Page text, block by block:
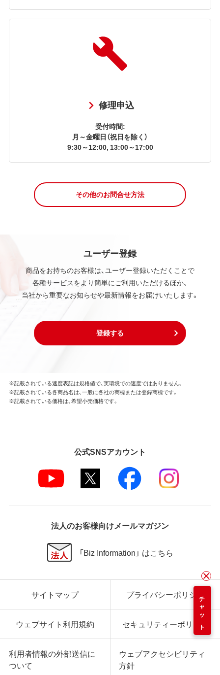
修理申込
受付時間:
月～金曜日（祝日を除く）
9:30～12:00, 13:00～17:00
その他のお問合せ方法
ユーザー登録
商品をお持ちのお客様は、ユーザー登録いただくことで
各種サービスをより簡単にご利用いただけるほか、
当社から重要なお知らせや最新情報をお届けいたします。
登録する
チャット
※記載されている速度表記は規格値で、実環境での速度ではありません。
※記載されている各商品名は、一般に各社の商標または登録商標です。
※記載されている価格は、希望小売価格です。
公式SNSアカウント
法人のお客様向けメールマガジン
「Biz Information」 はこちら
サイトマップ プライバシーポリシー
ウェブサイト利用規約 セキュリティーポリシー
利用者情報の外部送信に
ついて
ウェブアクセシビリティ
方針